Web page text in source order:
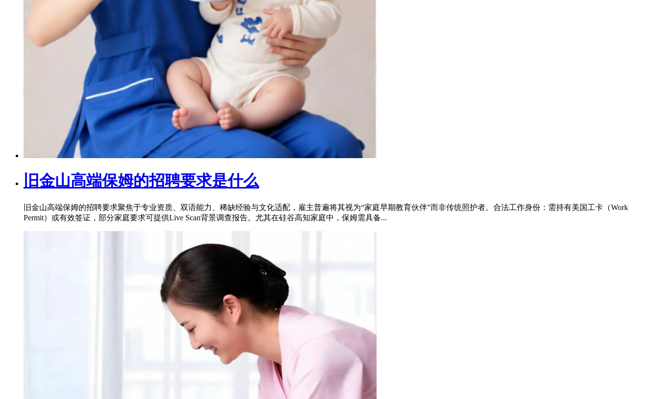
旧金山高端保姆的招聘要求是什么
旧金山高端保姆的招聘要求聚焦于专业资质、双语能力、稀缺经验与文化适配，雇主普遍将其视为“家庭早期教育伙伴”而非传统照护者。合法工作身份：需持有美国工卡（Work
Permit）或有效签证，部分家庭要求可提供Live Scan背景调查报告。尤其在硅谷高知家庭中，保姆需具备...